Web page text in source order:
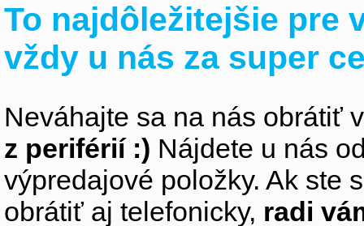
To najdôležitejšie pre
vždy u nás za super
Neváhajte sa na nás obrátiť
z periférií :) Nájdete u nás
výpredajové položky. Ak ste
obrátiť aj telefonicky, radi